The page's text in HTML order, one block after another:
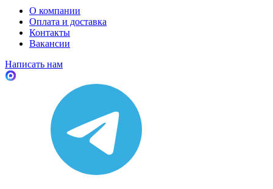
О компании
Оплата и доставка
Контакты
Вакансии
Написать нам